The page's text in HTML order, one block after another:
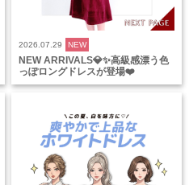
2026.07.29 NEW
NEW ARRIVALS💎✨高級感漂う色
っぽロングドレスが登場❤️